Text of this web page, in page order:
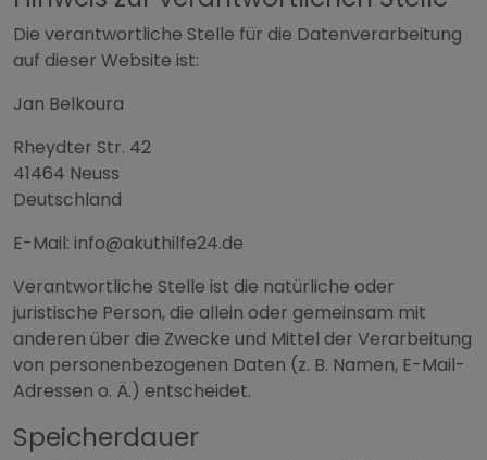
Die verantwortliche Stelle für die Datenverarbeitung
auf dieser Website ist:
Jan Belkoura
Rheydter Str. 42
41464 Neuss
Deutschland
E-Mail: info@akuthilfe24.de
Verantwortliche Stelle ist die natürliche oder
juristische Person, die allein oder gemeinsam mit
anderen über die Zwecke und Mittel der Verarbeitung
von personenbezogenen Daten (z. B. Namen, E-Mail-
Adressen o. Ä.) entscheidet.
Speicherdauer